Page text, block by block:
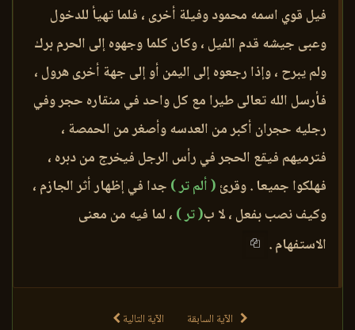
فيل قوي اسمه محمود وفيلة أخرى ، فلما تهيأ للدخول
وعبى جيشه قدم الفيل ، وكان كلما وجهوه إلى الحرم برك
ولم يبرح ، وإذا رجعوه إلى اليمن أو إلى جهة أخرى هرول ،
فأرسل الله تعالى طيرا مع كل واحد في منقاره حجر وفي
رجليه حجران أكبر من العدسه وأصغر من الحمصة ،
فترميهم فيقع الحجر في رأس الرجل فيخرج من دبره ،
فهلكوا جميعا . وقرئ ( ألم تر ) جدا في إظهار أثر الجازم ،
وكيف نصب بفعل ، لا ب( تر ) ، لما فيه من معنى
الاستفهام .
الآية السابقة الآية التالية